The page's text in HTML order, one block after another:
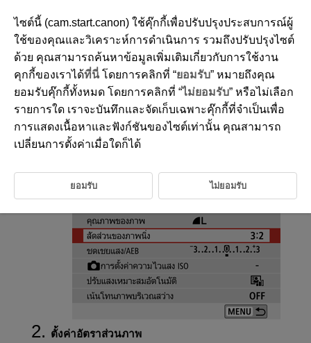
D101-065
อัตราส่วนของภาพนิ่ง
คุณสามารถเปลี่ยนอัตราส่วนภาพได้
ตั้งค่าอัตราส่วนภาพ
ไซต์นี้ (cam.start.canon) ใช้คุ๊กกี้เพื่อปรับปรุงประสบการณ์ผู้
ใช้ของคุณและวิเคราะห์การดำเนินการ รวมถึงปรับปรุงไซต์
ด้วย คุณสามารถค้นหาข้อมูลเพิ่มเติมเกี่ยวกับการใช้งาน
คุกกี้ของเราได้ที่นี่โดยการคลิกที่ “ยอมรับ” หมายถึงคุณ
ยอมรับคุ๊กกี้ทั้งหมด โดยการคลิกที่ “ไม่ยอมรับ” หรือไม่เลือก
รายการใด เราจะบันทึกและจัดเก็บเฉพาะคุ๊กกี้ที่จำเป็นเพื่อ
การแสดงเนื้อหาและฟังก์ชันของไซต์เท่านั้น คุณสามารถ
เปลี่ยนการตั้งค่าเมื่อใดก็ได้
ยอมรับ ไม่ยอมรับ